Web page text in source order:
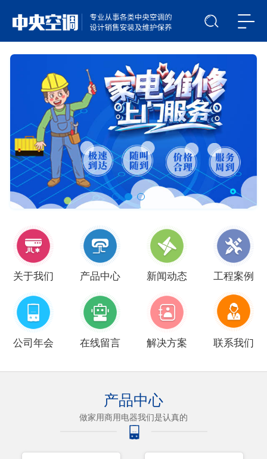
关于我们 产品中心 新闻动态 工程案例
公司年会 在线留言 解决方案 联系我们
产品中心
做家用商用电器我们是认真的